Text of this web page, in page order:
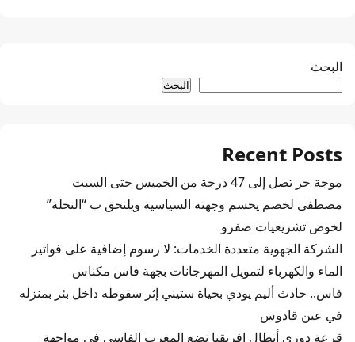
البحث
البحث
Recent Posts
موجة حر تصل إلى 47 درجة من الخميس حتى السبت
مصطفى لخصم يحسم وجهته السياسية ويلتحق ب “النخلة”
لخوض تشريعيات صفرو
الشركة الجهوية متعددة الخدمات: لا رسوم إضافية على فواتير
الماء والكهرباء لتمويل المهرجانات بجهة فاس مكناس
فاس.. حادث أليم يودي بحياة ستيني إثر سقوطه داخل بئر بمنزله
في عين قادوس
قرعة دوري أبطال إفريقيا تضع المغرب الفاسي في مواجهة